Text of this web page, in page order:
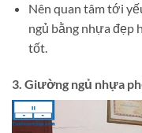
Nên quan tâm tới
ngủ bằng nhựa đẹp
tốt.
3. Giường ngủ nhựa